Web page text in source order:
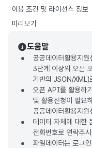
이용 조건 및 라이선스 정보
미리보기
도움말
공공데이터활용지
3단계 이상의 오픈
기반의 JSON/XML)
오픈 API를 활용하
및 활용신청이 필요
공공데이터활용지
데이터 자체에 대한
전화번호로 연락주
파일데이터는 로그